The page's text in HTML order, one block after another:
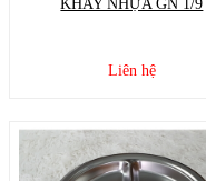
KHAY NHỰA GN 1/9
Liên hệ